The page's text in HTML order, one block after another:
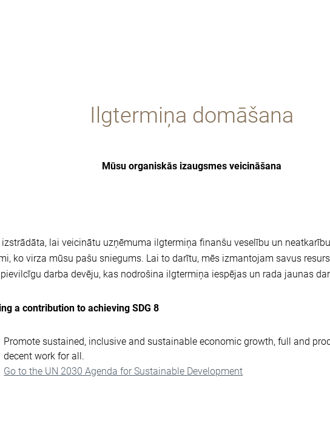
Ilgtermiņa domāšana
Mūsu organiskās izaugsmes veicināšana
lai veicinātu uzņēmuma ilgtermiņa finanšu veselību un
ko virza mūsu pašu sniegums. Lai to darītu, mēs izmantojam savus
darba devēju, kas nodrošina ilgtermiņa iespējas un rada jaunas
a contribution to achieving SDG 8
Promote sustained, inclusive and sustainable economic growth, full and
decent work for all.
Go to the UN 2030 Agenda for Sustainable Development